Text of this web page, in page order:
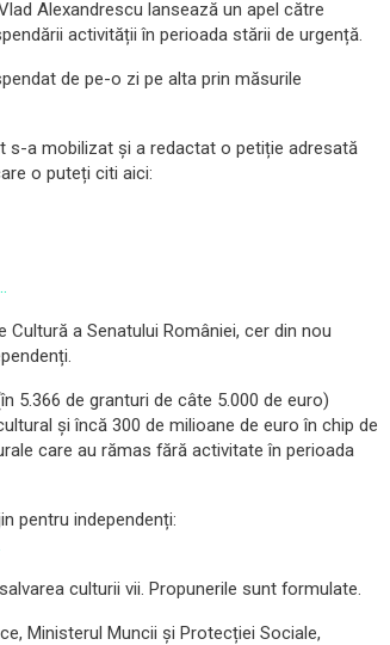
Alexandrescu lansează un apel către
activității în perioada stării de urgență.
de pe-o zi pe alta prin măsurile
s-a mobilizat și a redactat o petiție adresată
o puteți citi aici:
a Senatului României, cer din nou
5.366 de granturi de câte 5.000 de euro)
și încă 300 de milioane de euro în chip de
care au rămas fără activitate în perioada
pentru independenți:
culturii vii. Propunerile sunt formulate.
Ministerul Muncii și Protecției Sociale,